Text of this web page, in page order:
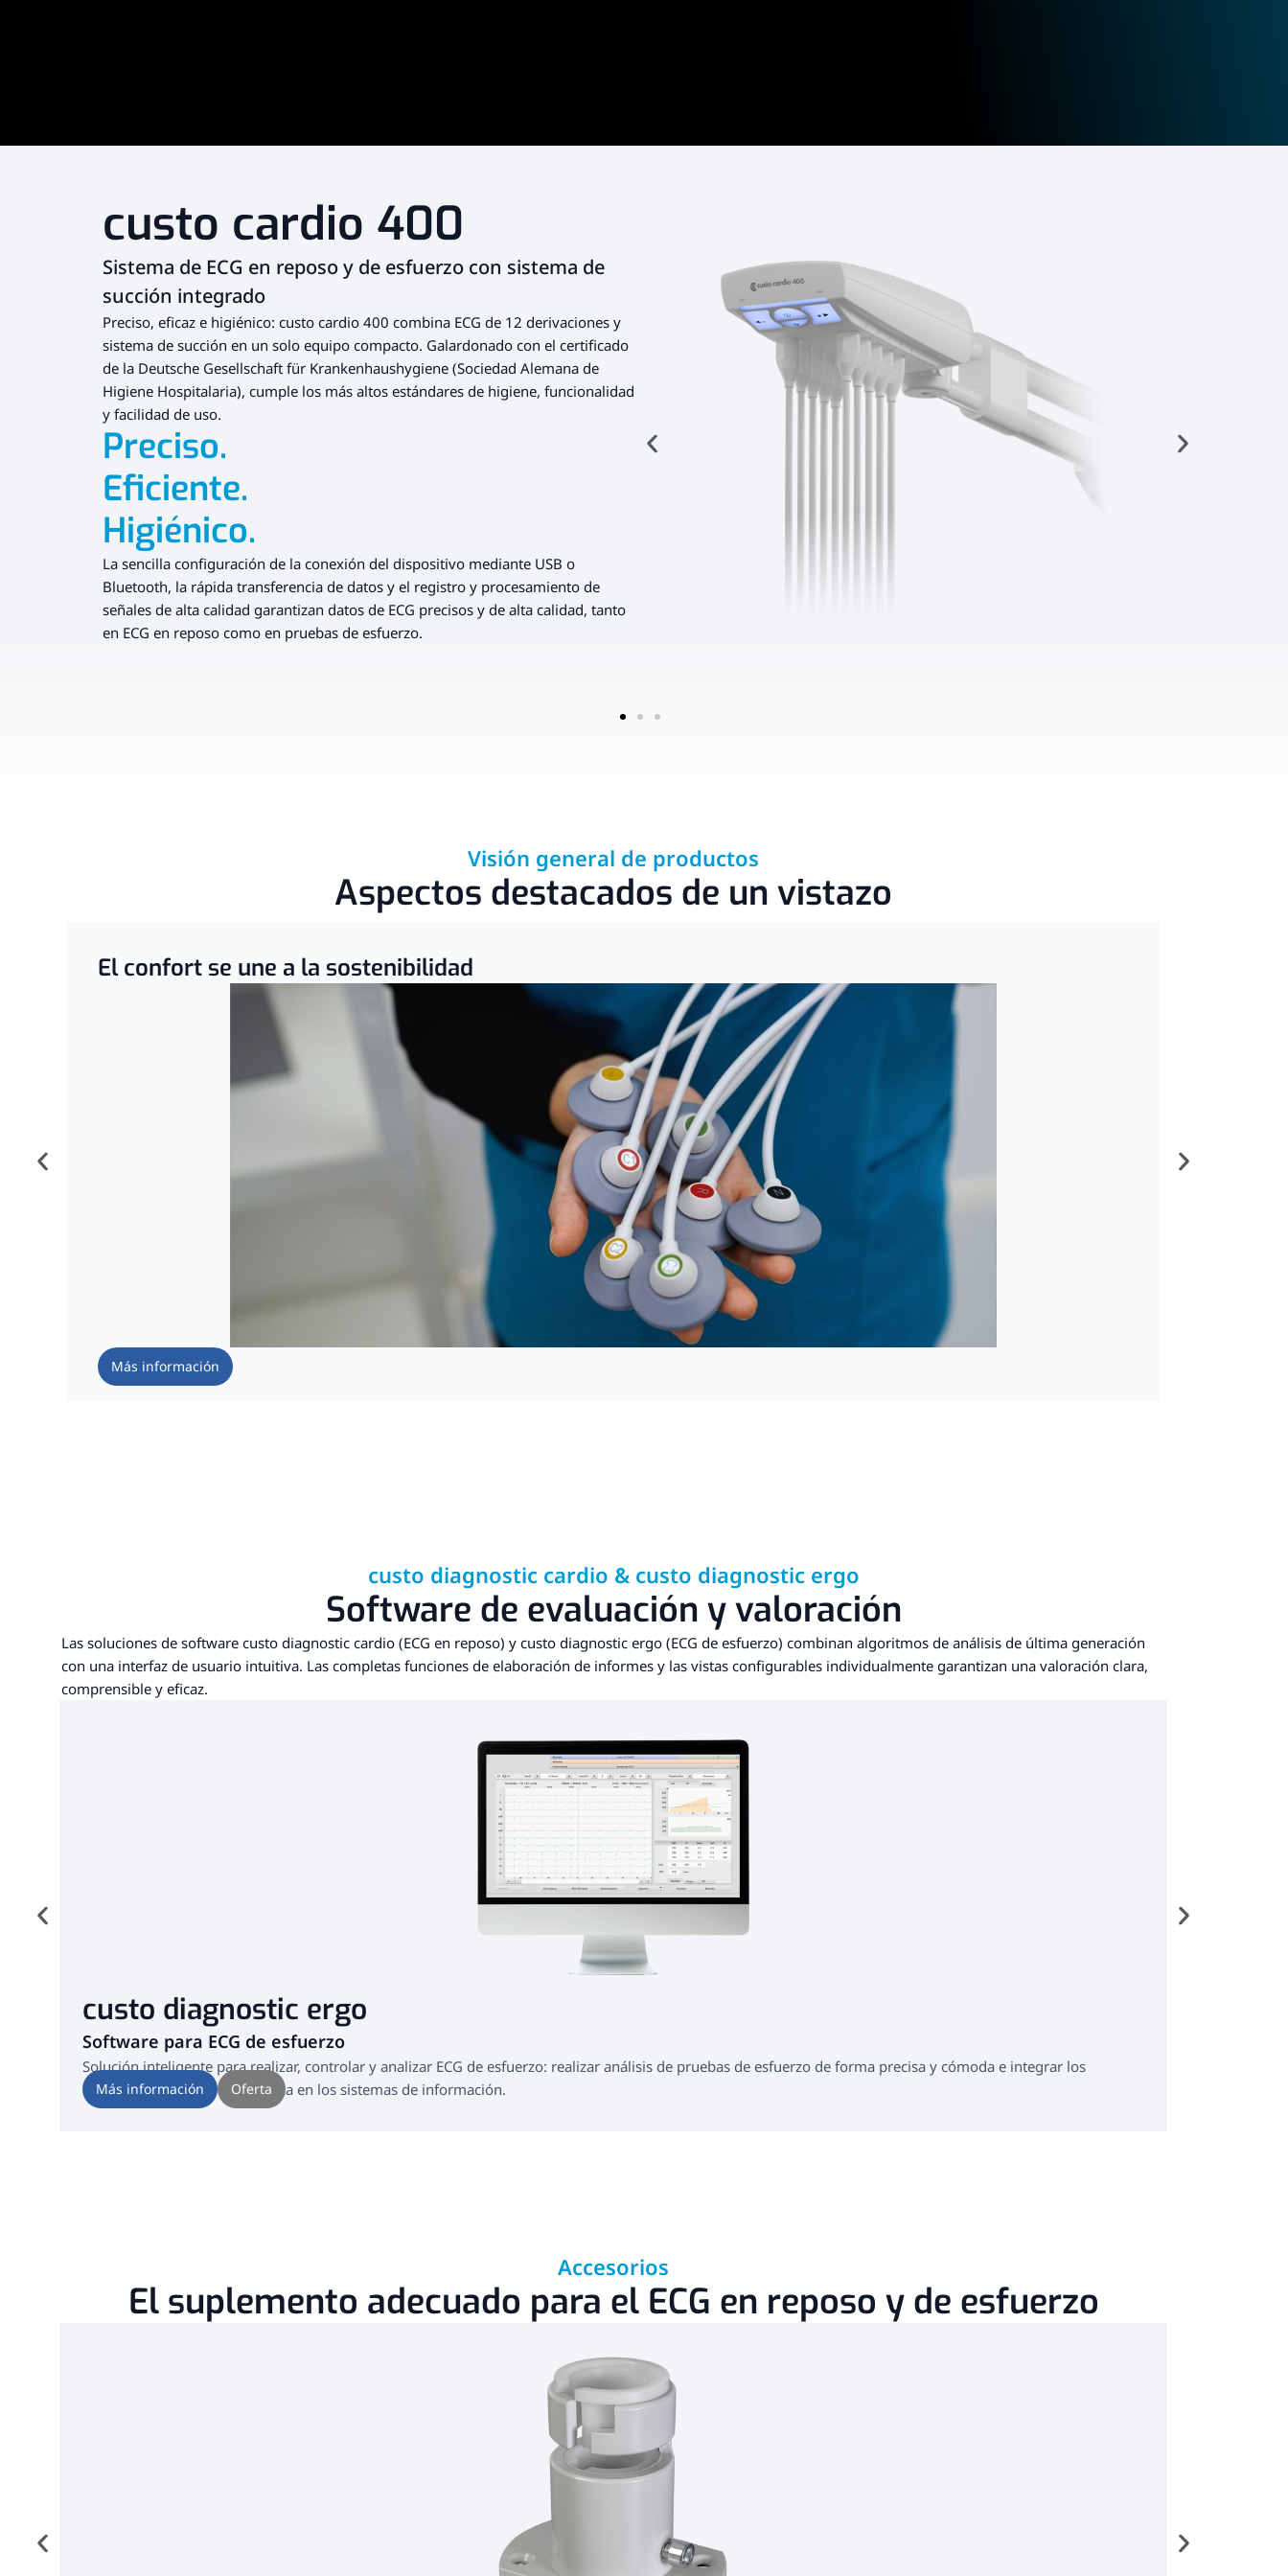
custo cardio 400
Sistema de ECG en reposo y de esfuerzo con sistema de
succión integrado
Preciso, eficaz e higiénico: custo cardio 400 combina ECG de 12 derivaciones y
sistema de succión en un solo equipo compacto. Galardonado con el certificado
de la Deutsche Gesellschaft für Krankenhaushygiene (Sociedad Alemana de
Higiene Hospitalaria), cumple los más altos estándares de higiene, funcionalidad
y facilidad de uso.
Preciso.
Eficiente.
Higiénico.
La sencilla configuración de la conexión del dispositivo mediante USB o
Bluetooth, la rápida transferencia de datos y el registro y procesamiento de
señales de alta calidad garantizan datos de ECG precisos y de alta calidad, tanto
en ECG en reposo como en pruebas de esfuerzo.
Visión general de productos
Aspectos destacados de un vistazo
El confort se une a la sostenibilidad
Más información
custo diagnostic cardio & custo diagnostic ergo
Software de evaluación y valoración
Las soluciones de software custo diagnostic cardio (ECG en reposo) y custo diagnostic ergo (ECG de esfuerzo) combinan algoritmos de análisis de última generación
con una interfaz de usuario intuitiva. Las completas funciones de elaboración de informes y las vistas configurables individualmente garantizan una valoración clara,
comprensible y eficaz.
custo diagnostic ergo
Software para ECG de esfuerzo
Solución inteligente para realizar, controlar y analizar ECG de esfuerzo: realizar análisis de pruebas de esfuerzo de forma precisa y cómoda e integrar los
resultados de forma automática en los sistemas de información.
Más información Oferta
Accesorios
El suplemento adecuado para el ECG en reposo y de esfuerzo